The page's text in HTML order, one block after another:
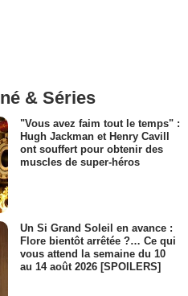
& Séries
"Vous avez faim tout le temps" :
Hugh Jackman et Henry Cavill
ont souffert pour obtenir des
muscles de super-héros
Un Si Grand Soleil en avance :
Flore bientôt arrêtée ?… Ce qui
vous attend la semaine du 10
au 14 août 2026 [SPOILERS]